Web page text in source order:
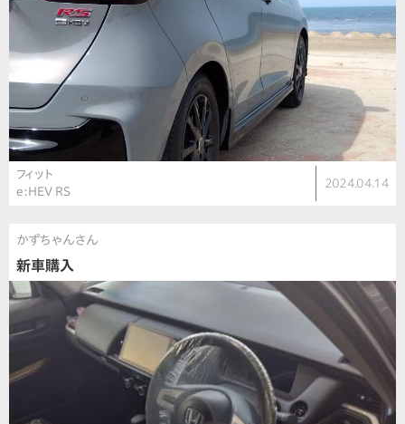
フィット
e:HEV RS
2024.04.14
かずちゃんさん
新車購入